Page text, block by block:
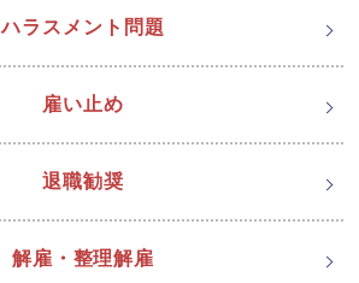
ハラスメント問題
雇い止め
退職勧奨
解雇・整理解雇